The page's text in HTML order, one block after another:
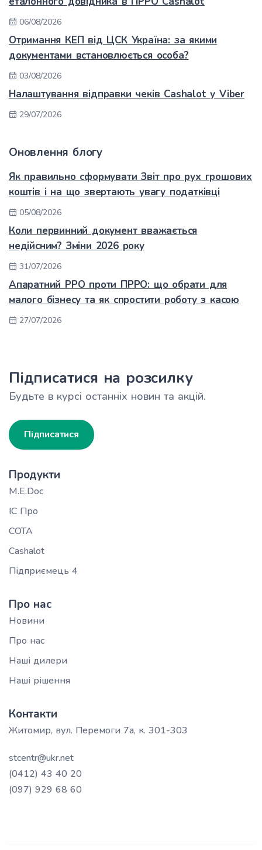
06/08/2026
Отримання КЕП від ЦСК Україна: за якими
документами встановлюється особа?
03/08/2026
Налаштування відправки чеків Cashalot у Viber
29/07/2026
Оновлення блогу
Як правильно сформувати Звіт про рух грошових
коштів і на що звертають увагу податківці
05/08/2026
Коли первинний документ вважається
недійсним? Зміни 2026 року
31/07/2026
Апаратний РРО проти ПРРО: що обрати для
малого бізнесу та як спростити роботу з касою
27/07/2026
Підписатися на розсилку
Будьте в курсі останніх новин та акцій.
Підписатися
Продукти
M.E.Doc
ІС Про
СОТА
Cashalot
Підприємець 4
Про нас
Новини
Про нас
Наші дилери
Наші рішення
Контакти
Житомир, вул. Перемоги 7а, к. 301-303
stcentr@ukr.net
(0412) 43 40 20
(097) 929 68 60